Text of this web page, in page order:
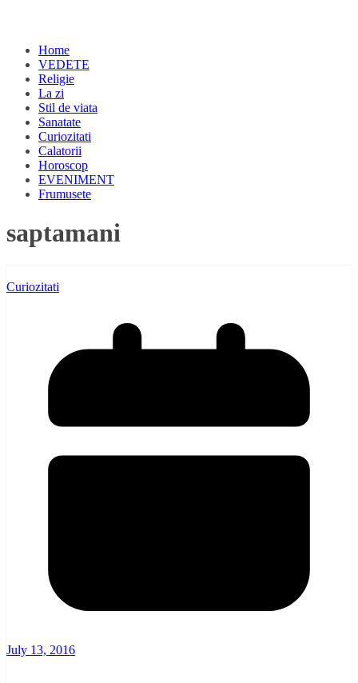
Home
VEDETE
Religie
La zi
Stil de viata
Sanatate
Curiozitati
Calatorii
Horoscop
EVENIMENT
Frumusete
saptamani
Curiozitati
July 13, 2016